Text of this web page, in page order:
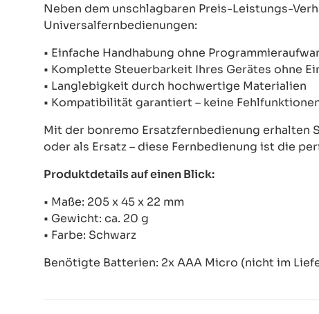
Neben dem unschlagbaren Preis-Leistungs-
Universalfernbedienungen:
• Einfache Handhabung ohne
• Komplette Steuerbarkeit Ihres Gerätes ohne
• Langlebigkeit durch hochwertige Materialien
• Kompatibilität garantiert – keine
Mit der bonremo Ersatzfernbedienung erhalten
oder als Ersatz – diese Fernbedienung ist die
Produktdetails auf einen Blick:
• Maße: 205 x 45 x 22 mm
• Gewicht: ca. 20 g
• Farbe: Schwarz
Benötigte Batterien: 2x AAA Micro (nicht im